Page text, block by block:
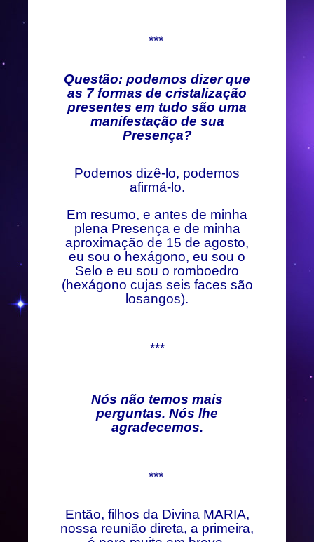
***
Questão: podemos dizer que
as 7 formas de cristalização
presentes em tudo são uma
manifestação de sua
Presença?
Podemos dizê-lo, podemos
afirmá-lo.
Em resumo, e antes de minha
plena Presença e de minha
aproximação de 15 de agosto,
eu sou o hexágono, eu sou o
Selo e eu sou o romboedro
(hexágono cujas seis faces são
losangos).
***
Nós não temos mais
perguntas. Nós lhe
agradecemos.
***
Então, filhos da Divina MARIA,
nossa reunião direta, a primeira,